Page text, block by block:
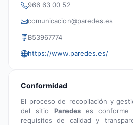
966 63 00 52
comunicacion@paredes.es
B53967774
https://www.paredes.es/
Conformidad
El proceso de recopilación y
del sitio Paredeses conforme
requisitos de calidad y